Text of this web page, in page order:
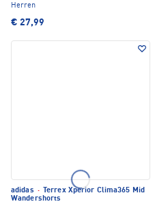
Herren
€ 27,99
adidas ·
Terrex Xperior Clima365 Mid
Wandershorts